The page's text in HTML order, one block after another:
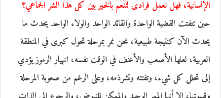
الإنسانية، فهل نعمل فرادى لنَنْعَمَ بالخير بين كل هذا الشر الجماعي؟
حين تتفتت القضية الواحدة والقائد الواحد والولاء الواحد يحدث ما
يحدث الآن كنتيجة طبيعية، نحن نمر بمرحلة تحول كبرى في المنطقة
العربية، لعلها الأصعب والأعنف في الوقت نفسه، انهيار الرموز يؤدي
إلى تحلل كل شيء، وتفتته وتشرذمه، وعلى الرغم من صعوبة المرحلة